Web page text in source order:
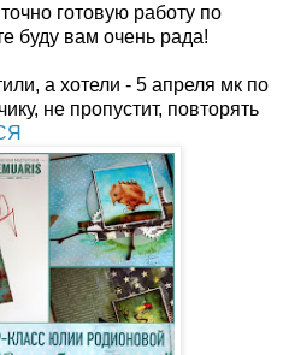
готовую работу по
буду вам очень рада!
а хотели - 5 апреля мк по
не пропустит, повторять